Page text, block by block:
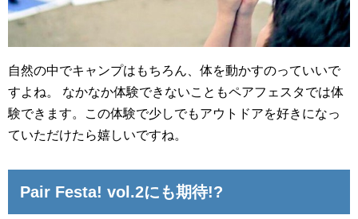
自然の中でキャンプはもちろん、体を動かすのっていいで
すよね。
なかなか体験できないこともペアフェスタでは体
験できます。この体験で少しでもアウトドアを好きになっ
ていただけたら嬉しいですね。
Pair Festa! vol.2にも期待!?